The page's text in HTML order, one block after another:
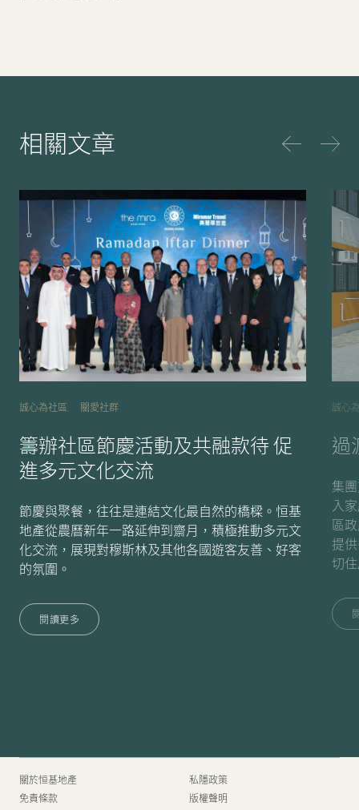
相關文章
誠心為社區 關愛社群
籌辦社區節慶活動及共融款待 促
進多元文化交流
節慶與聚餐，往往是連結文化最自然的橋樑。恒基
地產從農曆新年一路延伸到齋月，積極推動多元文
化交流，展現對穆斯林及其他各國遊客友善、好客
的氛圍。
閱讀更多
誠心
過
集
入
區
提
切
關於恒基地產
私隱政策
免責條款
版權聲明